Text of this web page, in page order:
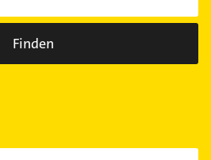
Finden